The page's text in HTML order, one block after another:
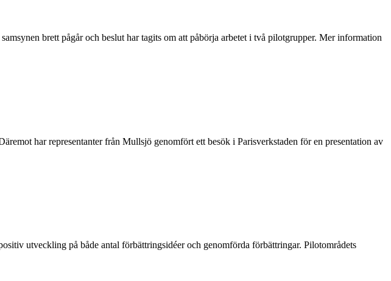
brett pågår och beslut har tagits om att påbörja arbetet i två pilotgrupper. Mer information
har representanter från Mullsjö genomfört ett besök i Parisverkstaden för en presentation av
utveckling på både antal förbättringsidéer och genomförda förbättringar. Pilotområdets